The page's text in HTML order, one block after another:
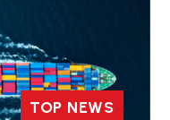
TOP NEWS